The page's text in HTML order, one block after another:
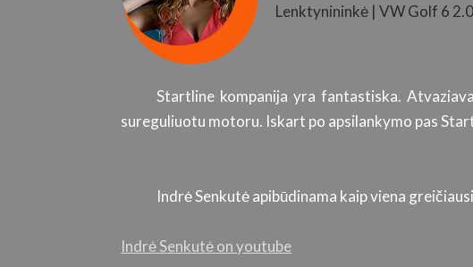
Lenktynininkė | VW Golf 6
Startline kompanija yra fantastiska.
sureguliuotu motoru. Iskart po apsilankymo pas
Indrė Senkutė apibūdinama kaip viena
Indrė Senkutė on youtube